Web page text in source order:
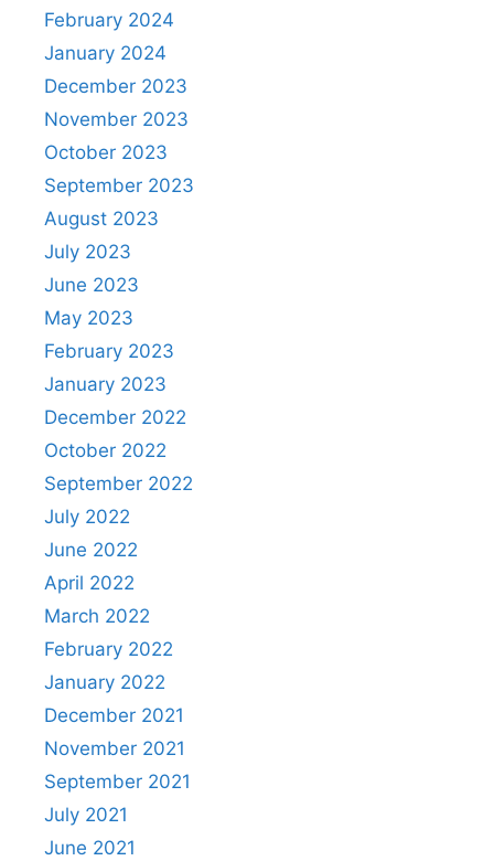
February 2024
January 2024
December 2023
November 2023
October 2023
September 2023
August 2023
July 2023
June 2023
May 2023
February 2023
January 2023
December 2022
October 2022
September 2022
July 2022
June 2022
April 2022
March 2022
February 2022
January 2022
December 2021
November 2021
September 2021
July 2021
June 2021